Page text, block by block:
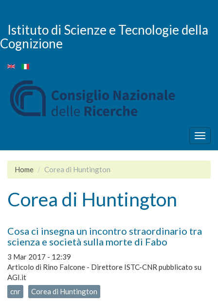
main
content
Istituto di Scienze e Tecnologie della
Cognizione
Home Corea di Huntington
Corea di Huntington
Cosa ci insegna un incontro straordinario tra
scienza e società sulla morte di Fabo
3 Mar 2017 - 12:39
Articolo di Rino Falcone - Direttore ISTC-CNR pubblicato su
AGI.it
cnr
Corea di Huntington